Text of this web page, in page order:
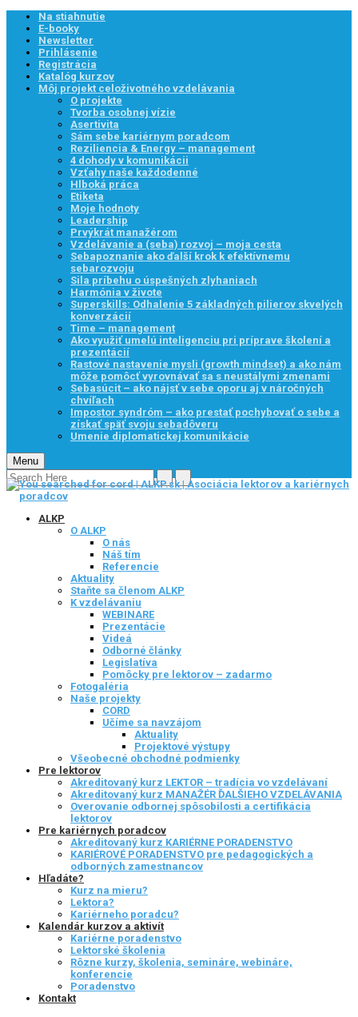
Na stiahnutie
E-booky
Newsletter
Prihlásenie
Registrácia
Katalóg kurzov
Môj projekt celoživotného vzdelávania
O projekte
Tvorba osobnej vízie
Asertivita
Sám sebe kariérnym poradcom
Reziliencia & Energy – management
4 dohody v komunikácii
Vzťahy naše každodenné
Hlboká práca
Etiketa
Moje hodnoty
Leadership
Prvýkrát manažérom
Vzdelávanie a (seba) rozvoj – moja cesta
Sebapoznanie ako ďalší krok k efektívnemu
sebarozvoju
Sila príbehu o úspešných zlyhaniach
Harmónia v živote
Superskills: Odhalenie 5 základných pilierov skvelých
konverzácií
Time – management
Ako využiť umelú inteligenciu pri príprave školení a
prezentácií
Rastové nastavenie mysli (growth mindset) a ako nám
môže pomôcť vyrovnávať sa s neustálymi zmenami
Sebasúcit – ako nájsť v sebe oporu aj v náročných
chvíľach
Impostor syndróm – ako prestať pochybovať o sebe a
získať späť svoju sebadôveru
Umenie diplomatickej komunikácie
Menu
ALKP
O ALKP
O nás
Náš tím
Referencie
Aktuality
Staňte sa členom ALKP
K vzdelávaniu
WEBINARE
Prezentácie
Videá
Odborné články
Legislatíva
Pomôcky pre lektorov – zadarmo
Fotogaléria
Naše projekty
CORD
Učíme sa navzájom
Aktuality
Projektové výstupy
Všeobecné obchodné podmienky
Pre lektorov
Akreditovaný kurz LEKTOR – tradícia vo vzdelávaní
Akreditovaný kurz MANAŽÉR ĎALŠIEHO VZDELÁVANIA
Overovanie odbornej spôsobilosti a certifikácia
lektorov
Pre kariérnych poradcov
Akreditovaný kurz KARIÉRNE PORADENSTVO
KARIÉROVÉ PORADENSTVO pre pedagogických a
odborných zamestnancov
Hľadáte?
Kurz na mieru?
Lektora?
Kariérneho poradcu?
Kalendár kurzov a aktivít
Kariérne poradenstvo
Lektorské školenia
Rôzne kurzy, školenia, semináre, webináre,
konferencie
Poradenstvo
Kontakt